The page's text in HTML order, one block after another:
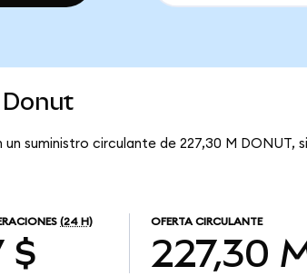
suministro circulante de 227,30 M DONUT,
(24 H)
$
OFERTA CIRCULANTE
227,30